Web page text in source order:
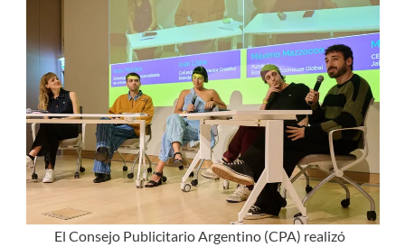
El Consejo Publicitario Argentino (CPA) realizó